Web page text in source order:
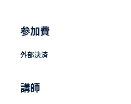
参加費
外部決済
講師